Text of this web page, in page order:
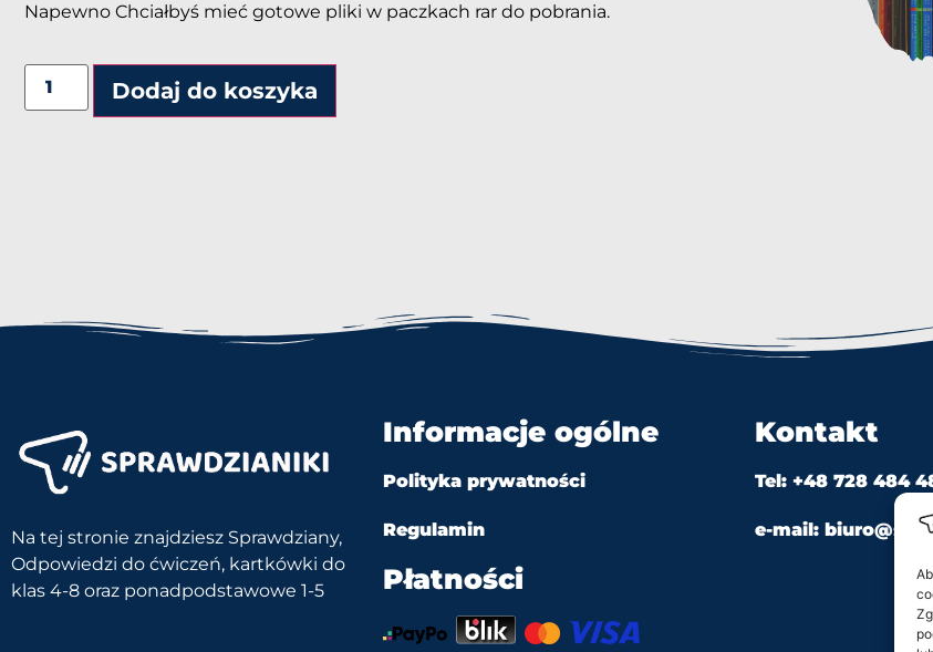
Napewno Chciałbyś mieć gotowe pliki w paczkach rar do pobrania.
Dodaj do koszyka
Na tej stronie znajdziesz Sprawdziany,
Odpowiedzi do ćwiczeń, kartkówki do
klas 4-8 oraz ponadpodstawowe 1-5
Informacje ogólne
Polityka prywatności
Regulamin
Płatności
Kontakt
Tel: +48 728 484
e-mail: